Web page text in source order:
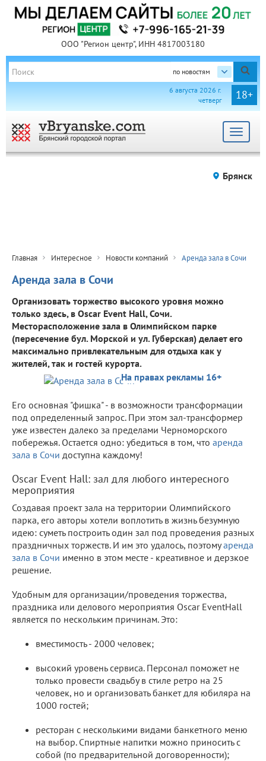
ООО "Регион центр", ИНН 4817003180
по новостям
18+
6 августа 2026 г.
четверг
Toggle
Брянск
Главная Интересное Новости компаний Аренда зала в Сочи
Аренда зала в Сочи
Организовать торжество высокого уровня можно
только здесь, в Oscar Event Hall, Сочи.
Месторасположение зала в Олимпийском парке
(пересечение бул. Морской и ул. Губерская) делает его
максимально привлекательным для отдыха как у
жителей, так и гостей курорта.
На правах рекламы 16+
Его основная "фишка" - в возможности трансформации
под определенный запрос. При этом зал-трансформер
уже известен далеко за пределами Черноморского
побережья. Остается одно: убедиться в том, что аренда
зала в Сочи доступна каждому!
Oscar Event Hall: зал для любого интересного
мероприятия
Создавая проект зала на территории Олимпийского
парка, его авторы хотели воплотить в жизнь безумную
идею: суметь построить один зал под проведения разных
праздничных торжеств. И им это удалось, поэтомуаренда
зала в Сочи именно в этом месте - креативное и дерзкое
решение.
Удобным для организации/проведения торжества,
праздника или делового мероприятия Oscar EventHall
является по нескольким причинам. Это:
вместимость - 2000 человек;
высокий уровень сервиса. Персонал поможет не
только провести свадьбу в стиле ретро на 25
человек, но и организовать банкет для юбиляра на
1000 гостей;
ресторан с несколькими видами банкетного меню
на выбор. Спиртные напитки можно приносить с
собой (по предварительной договоренности);